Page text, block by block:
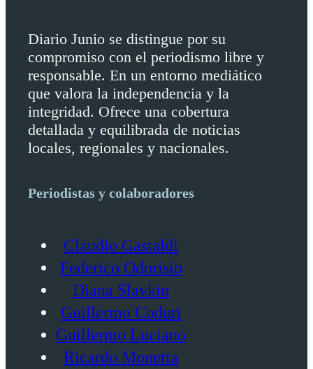
Diario Junio se distingue por su
compromiso con el periodismo libre y
responsable. En un entorno mediático
que valora la independencia y la
integridad. Ofrece una cobertura
detallada y equilibrada de noticias
locales, regionales y nacionales.
Periodistas y colaboradores
Claudio Gastaldi
Federico Odorisio
Diana Slavkin
Guillermo Coduri
Guillermo Luciano
Ricardo Monetta